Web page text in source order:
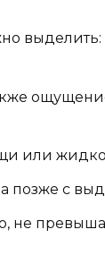
выделить:
или
позже с
не